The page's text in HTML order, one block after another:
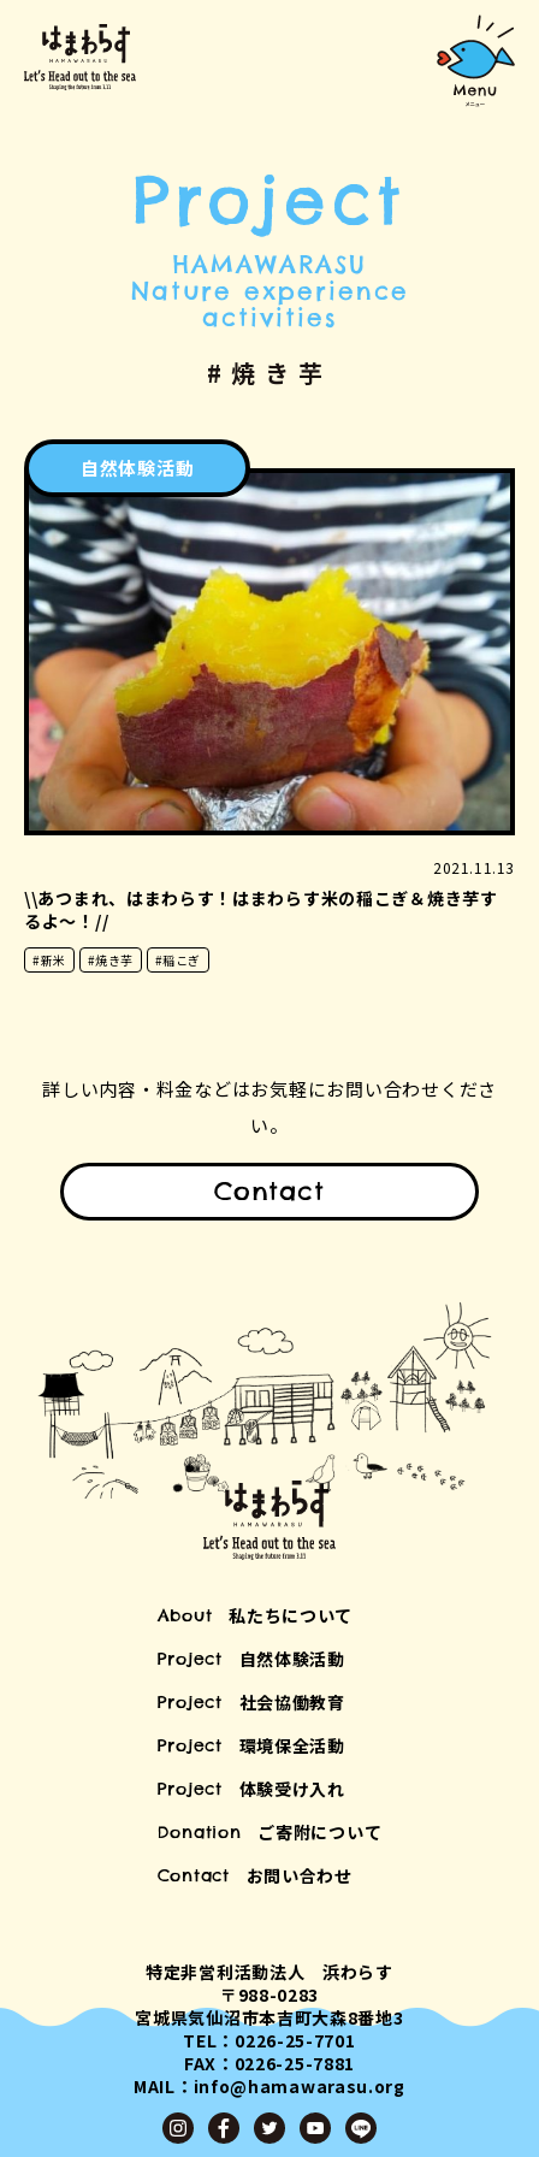
Project
HAMAWARASU
Nature experience
activities
#焼き芋
自然体験活動
2021.11.13
\\あつまれ、はまわらす！はまわらす米の稲こぎ＆焼き芋す
るよ〜！//
#新米 #焼き芋 #稲こぎ
詳しい内容・料金などはお気軽にお問い合わせくださ
い。
Contact
About 私たちについて
Project 自然体験活動
Project 社会協働教育
Project 環境保全活動
Project 体験受け入れ
Donation ご寄附について
Contact お問い合わせ
特定非営利活動法人 浜わらす
〒988-0283
宮城県気仙沼市本吉町大森8番地3
TEL：0226-25-7701
FAX：0226-25-7881
MAIL：info@hamawarasu.org